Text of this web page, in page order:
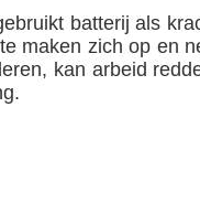
batterij als
maken zich op en
kan arbeid